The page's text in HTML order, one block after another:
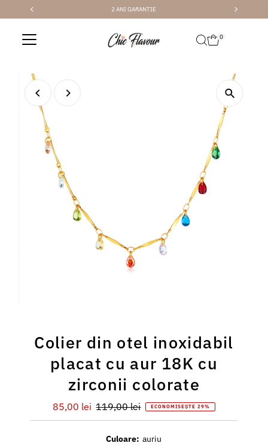
Sari la conținut 2 ANI GARANTIE
0
Colier din otel inoxidabil
placat cu aur 18K cu
zirconii colorate
Preț
redus
85,00 lei Preț
întreg
119,00 lei ECONOMISEȘTE 29%
Culoare: auriu